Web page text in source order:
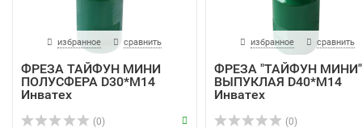
избранное сравнить
ФРЕЗА ТАЙФУН МИНИ
ПОЛУСФЕРА D30*М14
Инватех
(0)
избранное сравнить
ФРЕЗА "ТАЙФУН МИНИ"
ВЫПУКЛАЯ D40*М14
Инватех
(0)